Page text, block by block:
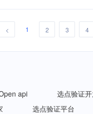
< 1 2 3 4
api
选点验证
选点验证平台